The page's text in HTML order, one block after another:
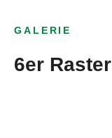
GALERIE
6er Raster